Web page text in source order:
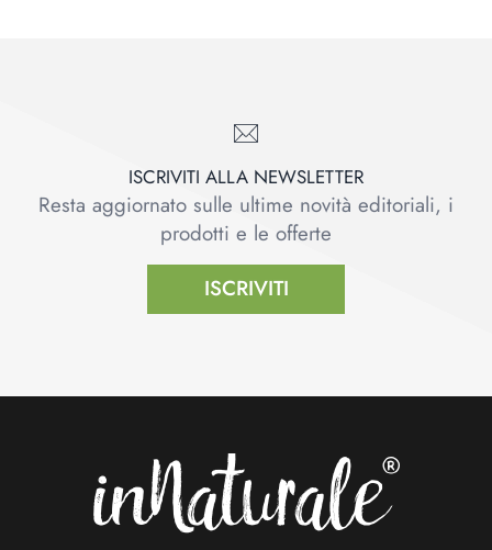
ISCRIVITI ALLA NEWSLETTER
Resta aggiornato sulle ultime novità editoriali, i
prodotti e le offerte
ISCRIVITI